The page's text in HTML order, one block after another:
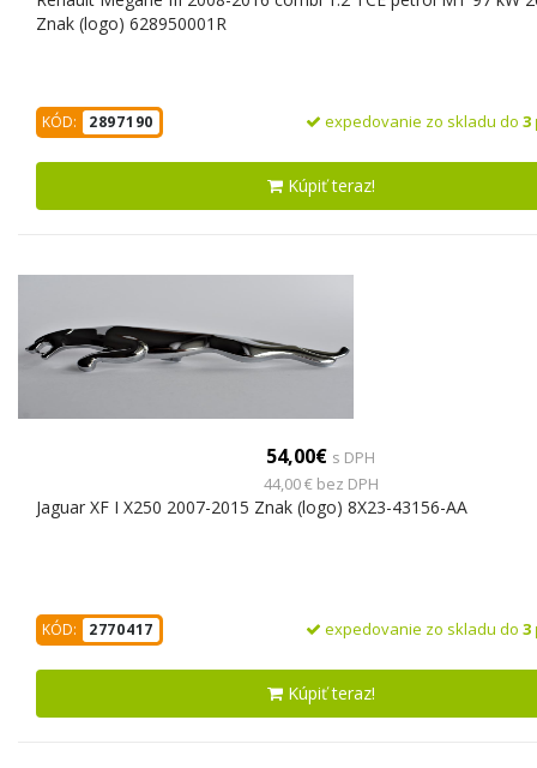
Znak (logo) 628950001R
KÓD: 2897190 expedovanie zo skladu do 3
Kúpiť teraz!
54,00€ s DPH
44,00 € bez DPH
Jaguar XF I X250 2007-2015 Znak (logo) 8X23-43156-AA
KÓD: 2770417 expedovanie zo skladu do 3
Kúpiť teraz!